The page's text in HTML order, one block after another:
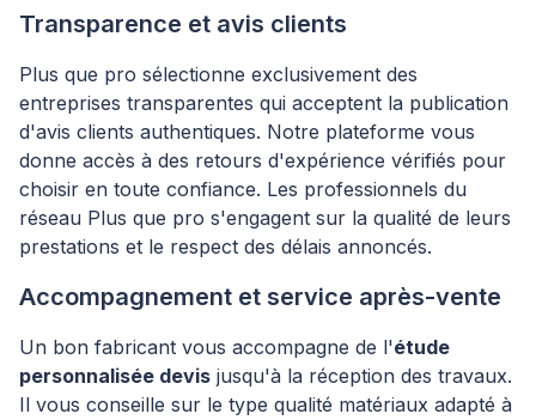
Transparence et avis clients
Plus que pro sélectionne exclusivement des
entreprises transparentes qui acceptent la publication
d'avis clients authentiques. Notre plateforme vous
donne accès à des retours d'expérience vérifiés pour
choisir en toute confiance. Les professionnels du
réseau Plus que pro s'engagent sur la qualité de leurs
prestations et le respect des délais annoncés.
Accompagnement et service après-vente
Un bon fabricant vous accompagne de l'étude
personnalisée devis jusqu'à la réception des travaux.
Il vous conseille sur le type qualité matériaux adapté à